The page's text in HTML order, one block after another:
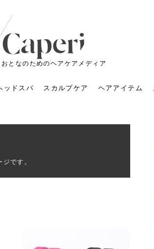
おとなのためのヘアケアメディア
心
も短くしたい人は多いはず。じつは寝
に
たいけれど、どこか垢抜けた印象にし
正
のトレンドと重なり、ルーズウェーブ
と
うニュースがありました。もともと美
ッドスパ
髪
る！頭のこりをほぐしてフェイスライ
スカルプケア
、
ではなく、頭皮の状態かもしれませ
ヘアアイテム
品
怖いと感じている方はいないでしょう
じ
の時間に変えるという発想から生まれ
で
ンパマッサージ」の他に「経絡マッサ
に
んでいる姿を見て、エステ脱毛を検討
？
ザインを、いざ自分の爪に試してみた
です。